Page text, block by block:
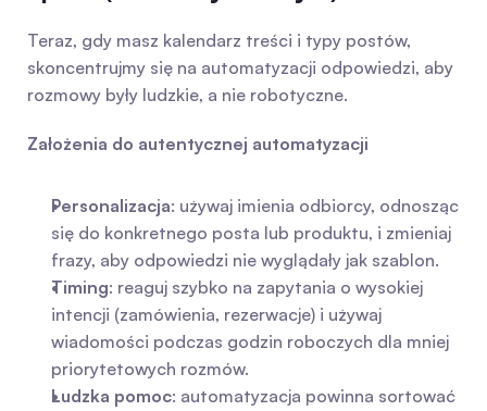
Teraz, gdy masz kalendarz treści i typy postów,
skoncentrujmy się na automatyzacji odpowiedzi, aby
rozmowy były ludzkie, a nie robotyczne.
Założenia do autentycznej automatyzacji
Personalizacja: używaj imienia odbiorcy, odnosząc
się do konkretnego posta lub produktu, i zmieniaj
frazy, aby odpowiedzi nie wyglądały jak szablon.
Timing: reaguj szybko na zapytania o wysokiej
intencji (zamówienia, rezerwacje) i używaj
wiadomości podczas godzin roboczych dla mniej
priorytetowych rozmów.
Ludzka pomoc: automatyzacja powinna sortować